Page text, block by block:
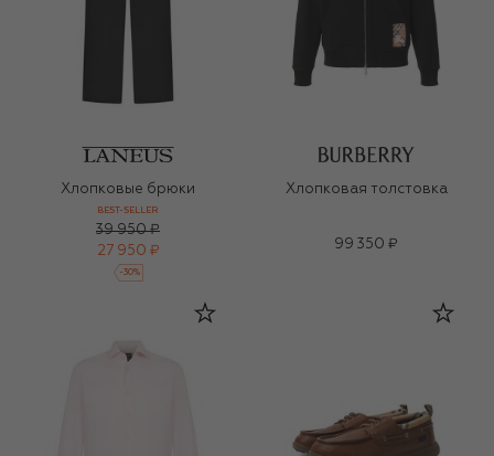
Хлопковые брюки
BEST-SELLER
39 950 ₽
27 950 ₽
-30%
Хлопковая толстовка
99 350 ₽